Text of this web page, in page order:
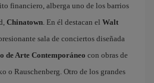
financiero, alberga uno de los barrios
Chinatown. En él destacan el Walt
sala de conciertos diseñada
de Arte Contemporáneo con obras de
o Rauschenberg. Otro de los grandes